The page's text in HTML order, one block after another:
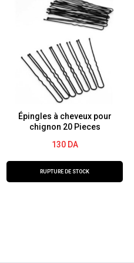
Épingles à cheveux pour
chignon 20 Pieces
130 DA
RUPTURE DE STOCK